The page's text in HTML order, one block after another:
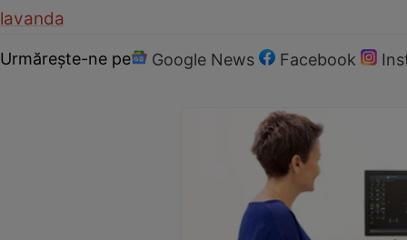
lavanda
Urmărește-ne pe Google News Facebook